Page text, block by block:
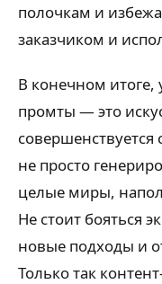
полочкам и
заказчиком и
В конечном итоге,
промты — это
не просто
целые миры,
Не стоит бояться
новые подходы и
Только так